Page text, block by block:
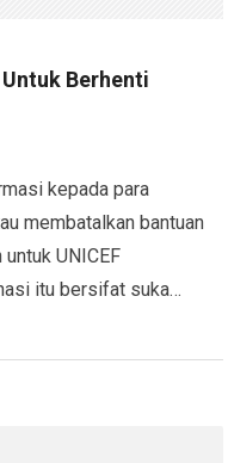
Berhenti
kepada para
membatalkan bantuan
UNICEF
itu bersifat suka…